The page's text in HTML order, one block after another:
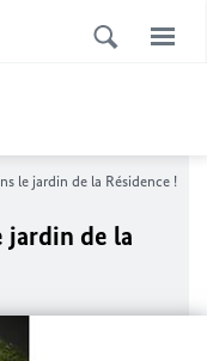
le jardin de la Résidence !
jardin de la